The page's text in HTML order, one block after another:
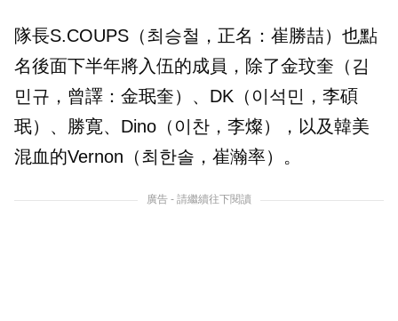
隊長S.COUPS（최승철，正名：崔勝喆）也點
名後面下半年將入伍的成員，除了金玟奎（김
민규，曾譯：金珉奎）、DK（이석민，李碩
珉）、勝寛、Dino（이찬，李燦），以及韓美
混血的Vernon（최한솔，崔瀚率）。
廣告 - 請繼續往下閱讀